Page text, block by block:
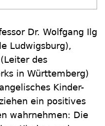
Dr. Wolfgang Ilg
Ludwigsburg),
des
in Württemberg)
Kinder-
ein positives
wahrnehmen: Die